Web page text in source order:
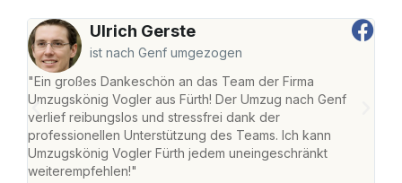
Ulrich Gerste
ist nach Genf umgezogen
"Ein großes Dankeschön an das Team der Firma
Umzugskönig Vogler aus Fürth! Der Umzug nach Genf
verlief reibungslos und stressfrei dank der
professionellen Unterstützung des Teams. Ich kann
Umzugskönig Vogler Fürth jedem uneingeschränkt
weiterempfehlen!"